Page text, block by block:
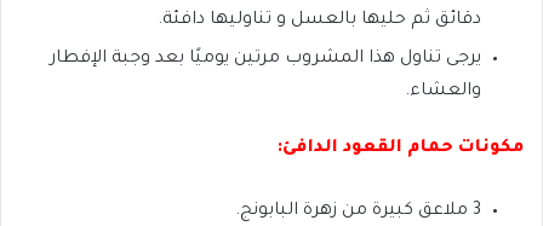
دقائق ثم حليها بالعسل و تناوليها دافئة.
يرجى تناول هذا المشروب مرتين يوميًا بعد وجبة الإفطار
والعشاء.
مكونات حمام القعود الدافئ:
3 ملاعق كبيرة من زهرة البابونج.